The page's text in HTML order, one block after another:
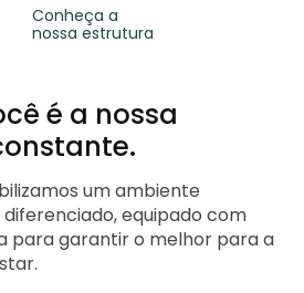
Conheça a
nossa estrutura
é a nossa
um ambiente
equipado com
para garantir o melhor para a